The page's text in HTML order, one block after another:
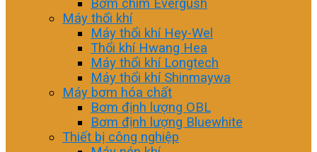
Bơm chìm Evergush
Máy thổi khí
Máy thổi khí Hey-Wel
Thổi khí Hwang Hea
Máy thổi khí Longtech
Máy thổi khí Shinmaywa
Máy bơm hóa chất
Bơm định lượng OBL
Bơm định lượng Bluewhite
Thiết bị công nghiệp